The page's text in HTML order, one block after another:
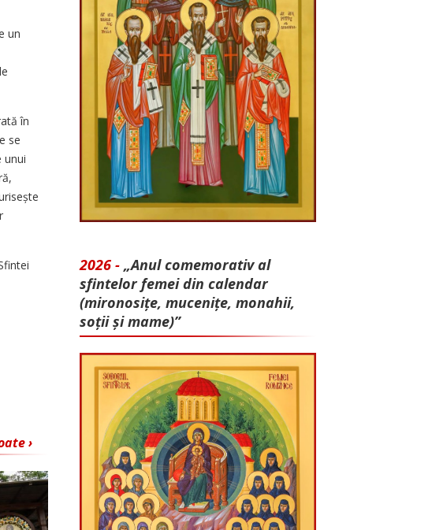
un
în
se
unui
›
2026 - „Anul comemorativ al
sfintelor femei din calendar
(mironosițe, mu­cenițe, monahii,
soții și mame)”